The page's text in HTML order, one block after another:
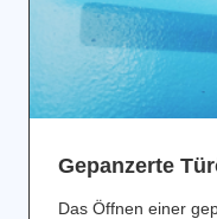
Gepanzerte
Das Öffnen einer